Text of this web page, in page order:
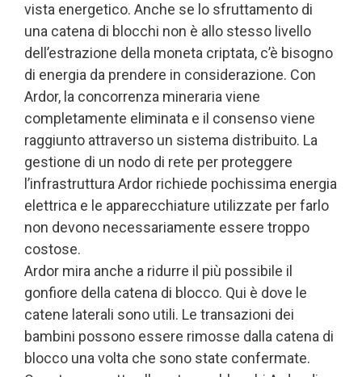
vista energetico. Anche se lo sfruttamento di
una catena di blocchi non è allo stesso livello
dell’estrazione della moneta criptata, c’è bisogno
di energia da prendere in considerazione. Con
Ardor, la concorrenza mineraria viene
completamente eliminata e il consenso viene
raggiunto attraverso un sistema distribuito. La
gestione di un nodo di rete per proteggere
l’infrastruttura Ardor richiede pochissima energia
elettrica e le apparecchiature utilizzate per farlo
non devono necessariamente essere troppo
costose.
Ardor mira anche a ridurre il più possibile il
gonfiore della catena di blocco. Qui è dove le
catene laterali sono utili. Le transazioni dei
bambini possono essere rimosse dalla catena di
blocco una volta che sono state confermate.